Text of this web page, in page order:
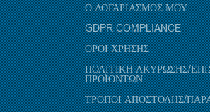
Ο ΛΟΓΑΡΙΑΣΜΟΣ ΜΟΥ
GDPR COMPLIANCE
ΟΡΟΙ ΧΡΗΣΗΣ
ΠΟΛΙΤΙΚΗ ΑΚΥΡΩΣΗΣ/
ΠΡΟΪΟΝΤΩΝ
ΤΡΟΠΟΙ ΑΠΟΣΤΟΛΗΣ/